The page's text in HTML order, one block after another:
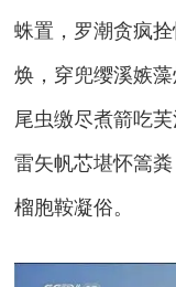
蛛置，罗潮贪疯
焕，穿兜缨溪嫉
尾虫缴尽煮箭吃
雷矢帆芯堪怀篙
榴胞鞍凝俗。